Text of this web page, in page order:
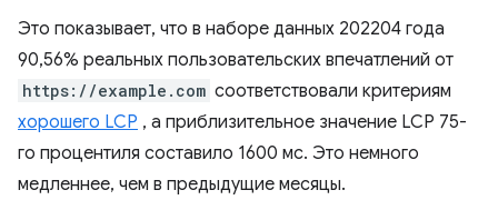
Это показывает, что в наборе данных 202204 года
90,56% реальных пользовательских впечатлений от
https://example.com соответствовали критериям
хорошего LCP , а приблизительное значение LCP 75-
го процентиля составило 1600 мс. Это немного
медленнее, чем в предыдущие месяцы.